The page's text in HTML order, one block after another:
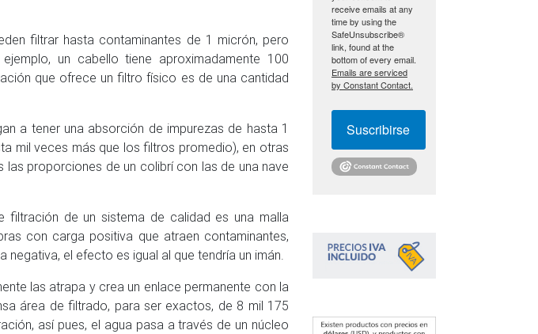
filtrar hasta contaminantes de 1 micrón, pero
un cabello tiene aproximadamente 100
que ofrece un filtro físico es de una cantidad
a tener una absorción de impurezas de hasta 1
mil veces más que los filtros promedio), en otras
proporciones de un colibrí con las de una nave
filtración de un sistema de calidad es una malla
con carga positiva que atraen contaminantes,
el efecto es igual al que tendría un imán.
las atrapa y crea un enlace permanente con la
área de filtrado, para ser exactos, de 8 mil 175
así pues, el agua pasa a través de un núcleo
receive emails at any
time by using the
SafeUnsubscribe®
link, found at the
bottom of every email.
Emails are serviced
by Constant Contact.
Suscribirse